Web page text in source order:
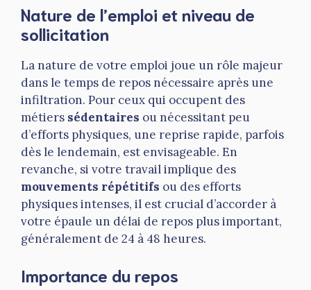
Nature de l’emploi et niveau de
sollicitation
La nature de votre emploi joue un rôle majeur
dans le temps de repos nécessaire après une
infiltration. Pour ceux qui occupent des
métiers sédentaires ou nécessitant peu
d’efforts physiques, une reprise rapide, parfois
dès le lendemain, est envisageable. En
revanche, si votre travail implique des
mouvements répétitifs ou des efforts
physiques intenses, il est crucial d’accorder à
votre épaule un délai de repos plus important,
généralement de 24 à 48 heures.
Importance du repos